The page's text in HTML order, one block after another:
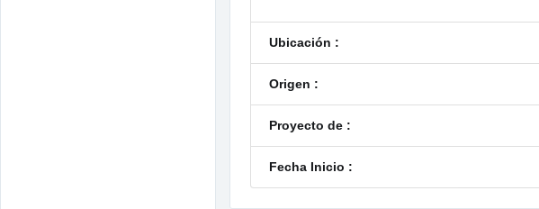
Ubicación :
Origen :
Proyecto de :
Fecha Inicio :